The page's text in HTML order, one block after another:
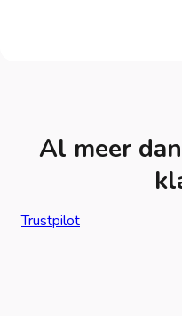
Al meer
Trustpilot